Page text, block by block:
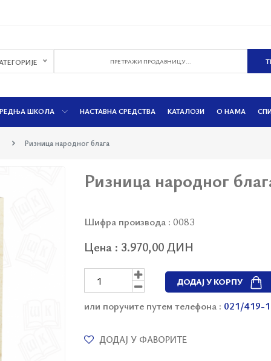
ШКОЛА НАСТАВНА СРЕДСТВА КАТАЛОЗИ О НАМА
Ризница народног блага
Ризница народног
Шифра производа : 0083
Цена : 3.970,00 ДИН
ДОДАЈ У КОРПУ
или поручите путем телефона : 021/419-
ДОДАЈ У ФАВОРИТЕ